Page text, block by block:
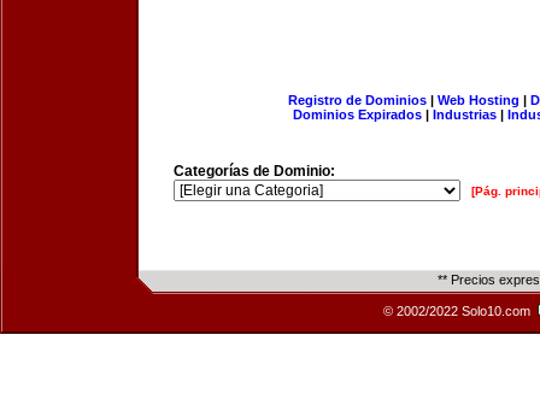
Registro de Dominios| Web Hosting |
Dominios Expirados | Industrias |
Categorías de Dominio:
[Pág.
** Precios
© 2002/2022 Solo10.com